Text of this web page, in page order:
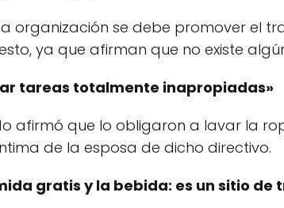
organización se debe promover el
ya que afirman que no existe
tareas totalmente inapropiadas»
afirmó que lo obligaron a lavar la
de la esposa de dicho directivo.
gratis y la bebida: es un sitio de